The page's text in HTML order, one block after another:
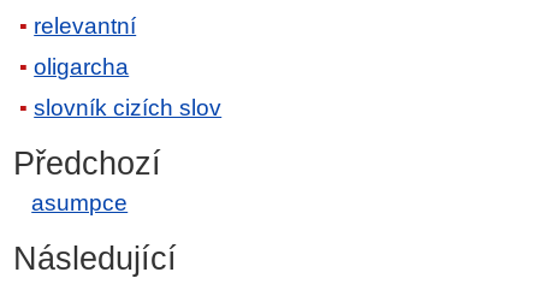
relevantní
oligarcha
slovník cizích slov
Předchozí
asumpce
Následující